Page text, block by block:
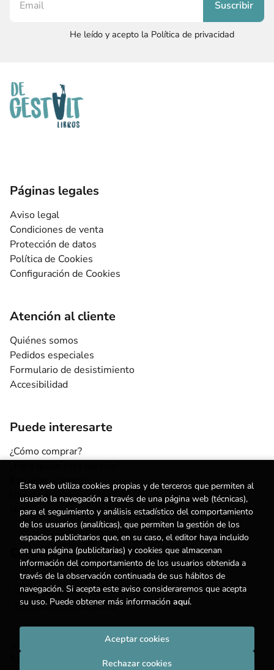
He leído y acepto la Política de privacidad
Páginas legales
Aviso legal
Condiciones de venta
Protección de datos
Política de Cookies
Configuración de Cookies
Atención al cliente
Quiénes somos
Pedidos especiales
Formulario de desistimiento
Accesibilidad
Puede interesarte
¿Cómo comprar?
Escuelas y centros
Nuestros Servicios
Noticias
Contacto
(+34) 615 55 96 54
info@degestalt.com
Formulario de contacto
. Todos los Derechos Reservados |
Esta web utiliza cookies propias y de terceros que permiten al
usuario la navegación a través de una página web (técnicas),
para el seguimiento y análisis estadístico del comportamiento
de los usuarios (analíticas), que permiten la gestión de los
espacios publicitarios que, en su caso, el editor haya incluido
en una página (publicitarias) y cookies que almacenan
información del comportamiento de los usuarios obtenida a
través de la observación continuada de sus hábitos de
navegación. Si acepta este aviso consideraremos que acepta
su uso. Puede obtener más información aquí.
Rechazar cookies
Aceptar cookies